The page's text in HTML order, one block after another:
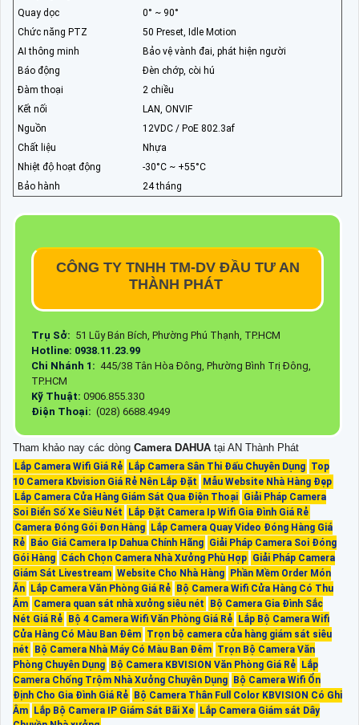
Quay dọc
0° ~ 90°
Chức năng PTZ
50 Preset, Idle Motion
AI thông minh
Bảo vệ vành đai, phát hiện người
Báo động
Đèn chớp, còi hú
Đàm thoại
2 chiều
Kết nối
LAN, ONVIF
Nguồn
12VDC / PoE 802.3af
Chất liệu
Nhựa
Nhiệt độ hoạt động
-30°C ~ +55°C
Bảo hành
24 tháng
CÔNG TY TNHH TM-DV ĐẦU TƯ AN
THÀNH PHÁT
Trụ Sở: 51 Lũy Bán Bích, Phường Phú Thạnh, TP.HCM
Hotline: 0938.11.23.99
Chi Nhánh 1: 445/38 Tân Hòa Đông, Phường Bình Trị Đông,
TP.HCM
Kỹ Thuật: 0906.855.330
Điện Thoại: (028) 6688.4949
Tham khảo nay các dòng Camera DAHUA tại AN Thành Phát
Lắp Camera Wifi Giá Rẻ Lắp Camera Sân Thi Đấu Chuyên Dụng Top
10 Camera Kbvision Giá Rẻ Nên Lắp Đặt
Mẫu Website Nhà Hàng Đẹp
Lắp Camera Cửa Hàng Giám Sát Qua Điện Thoại Giải Pháp Camera
Soi Biển Số Xe Siêu Nét
Lắp Đặt Camera Ip Wifi Gia Đình Giá Rẻ
Camera Đóng Gói Đơn Hàng Lắp Camera Quay Video Đóng Hàng Giá
Rẻ Báo Giá Camera Ip Dahua Chính Hãng Giải Pháp Camera Soi Đóng
Gói Hàng Cách Chọn Camera Nhà Xưởng Phù Hợp Giải Pháp Camera
Giám Sát Livestream Website Cho Nhà Hàng Phần Mềm Order Món
Ăn Lắp Camera Văn Phòng Giá Rẻ Bộ Camera Wifi Cửa Hàng Có Thu
Âm Camera quan sát nhà xưởng siêu nét
Bộ Camera Gia Đình Sắc
Nét Giá Rẻ Bộ 4 Camera Wifi Văn Phòng Giá Rẻ Lắp Bộ Camera Wifi
Cửa Hàng Có Màu Ban Đêm Trọn bộ camera cửa hàng giám sát siêu
nét
Bộ Camera Nhà Máy Có Màu Ban Đêm Trọn Bộ Camera Văn
Phòng Chuyên Dụng Bộ Camera KBVISION Văn Phòng Giá Rẻ Lắp
Camera Chống Trộm Nhà Xưởng Chuyên Dụng Bộ Camera Wifi Ổn
Định Cho Gia Đình Giá Rẻ Bộ Camera Thân Full Color KBVISION Có Ghi
Âm Lắp Bộ Camera IP Giám Sát Bãi Xe Lắp Camera Giám sát Dây